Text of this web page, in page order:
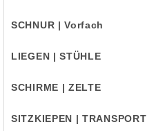
SCHNUR | Vorfach
LIEGEN | STÜHLE
SCHIRME | ZELTE
SITZKIEPEN | TRANSPORT